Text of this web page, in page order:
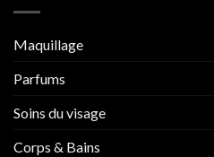
Maquillage
Parfums
Soins du visage
Corps & Bains